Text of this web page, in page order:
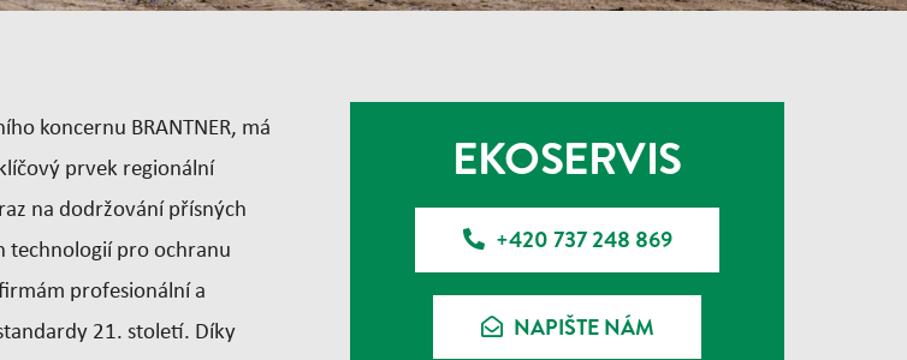
koncernu BRANTNER, má
prvek regionální
na dodržování přísných
technologií pro ochranu
profesionální a
21. století. Díky
EKOSERVIS
+420 737 248 869
NAPIŠTE NÁM